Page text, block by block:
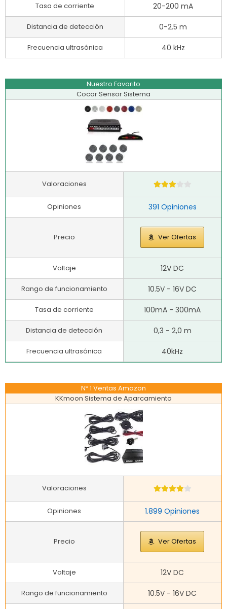
20-200 mA
0-2.5 m
40 kHz
Tasa de corriente
Distancia de detección
Frecuencia ultrasónica
Nuestro Favorito
Cocar Sensor Sistema
391 Opiniones
Ver Ofertas
12V DC
10.5V - 16V DC
100mA - 300mA
0,3 - 2,0 m
40kHz
Valoraciones
Opiniones
Precio
Voltaje
Rango de funcionamiento
Tasa de corriente
Distancia de detección
Frecuencia ultrasónica
Nº 1 Ventas Amazon
KKmoon Sistema de Aparcamiento
1.899 Opiniones
Ver Ofertas
12V DC
10.5V - 16V DC
Valoraciones
Opiniones
Precio
Voltaje
Rango de funcionamiento